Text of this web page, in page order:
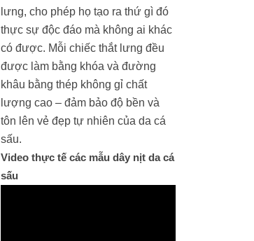
lưng, cho phép họ tạo ra thứ gì đó
thực sự độc đáo mà không ai khác
có được. Mỗi chiếc thắt lưng đều
được làm bằng khóa và đường
khâu bằng thép không gỉ chất
lượng cao – đảm bảo độ bền và
tôn lên vẻ đẹp tự nhiên của da cá
sấu.
Video thực tế các mẫu dây nịt da cá
sấu